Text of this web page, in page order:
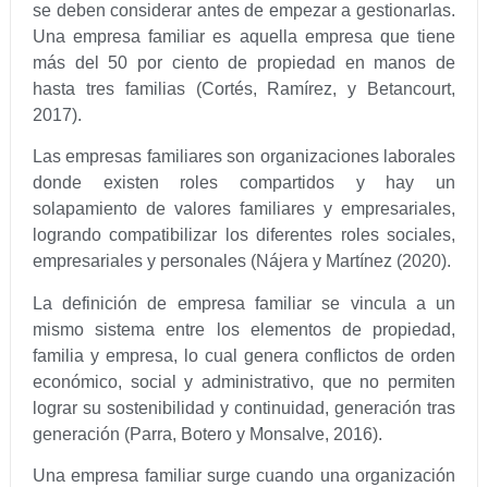
se deben considerar antes de empezar a gestionarlas.
Una empresa familiar es aquella empresa que tiene
más del 50 por ciento de propiedad en manos de
hasta tres familias (Cortés, Ramírez, y Betancourt,
2017).
Las empresas familiares son organizaciones laborales
donde existen roles compartidos y hay un
solapamiento de valores familiares y empresariales,
logrando compatibilizar los diferentes roles sociales,
empresariales y personales (Nájera y Martínez (2020).
La definición de empresa familiar se vincula a un
mismo sistema entre los elementos de propiedad,
familia y empresa, lo cual genera conflictos de orden
económico, social y administrativo, que no permiten
lograr su sostenibilidad y continuidad, generación tras
generación (Parra, Botero y Monsalve, 2016).
Una empresa familiar surge cuando una organización